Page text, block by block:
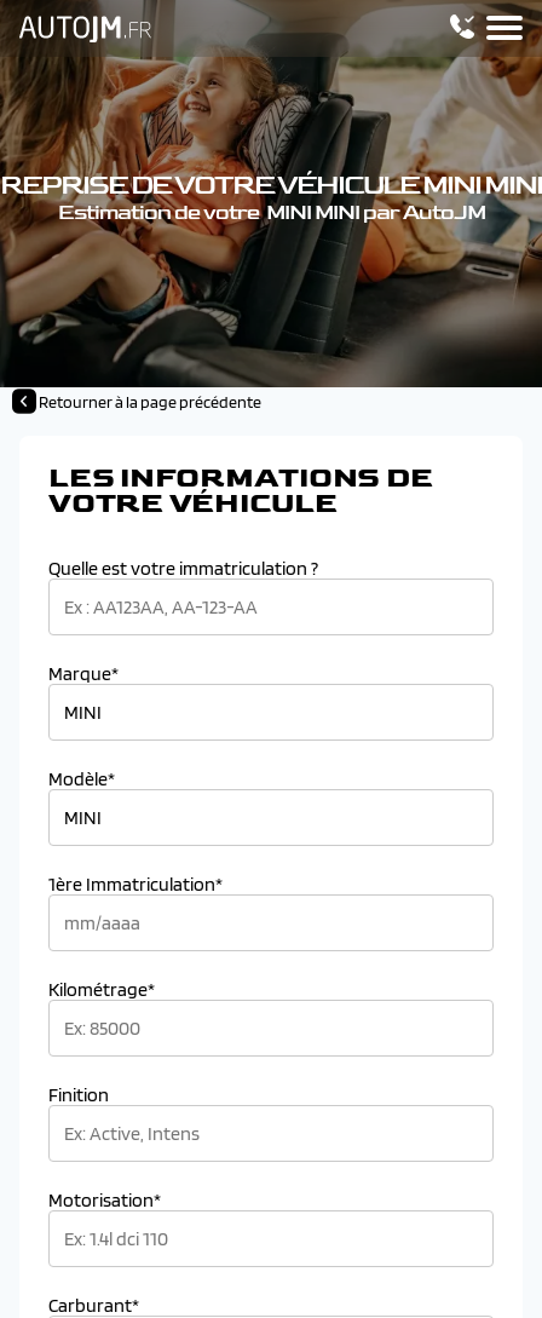
REPRISE DE VOTRE VÉHICULE MINI MINI
Estimation de votre MINI MINI par AutoJM
Retourner à la page précédente
LES INFORMATIONS DE
VOTRE VÉHICULE
Quelle est votre immatriculation ?
Marque*
Modèle*
1ère Immatriculation*
Kilométrage*
Finition
Motorisation*
Carburant*